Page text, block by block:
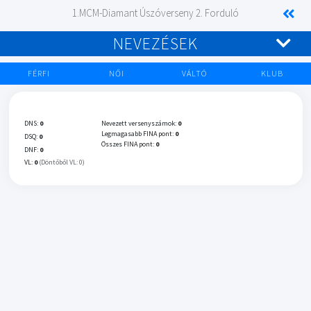
1.MCM-Diamant Úszóverseny 2. Forduló
NEVEZÉSEK
FÉRFI NŐI VÁLTÓ KLUB
DNS: 0
DSQ: 0
DNF: 0
VL: 0 (Döntőből VL: 0)
Nevezett versenyszámok: 0
Legmagasabb FINA pont: 0
Összes FINA pont: 0